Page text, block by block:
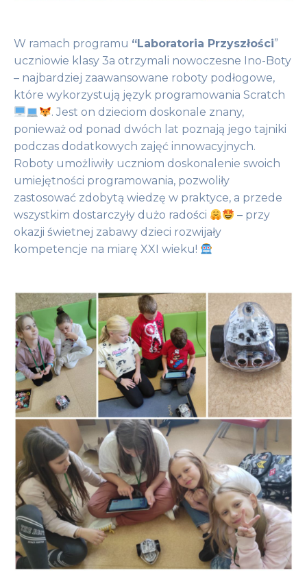
W ramach programu “Laboratoria Przyszłości”
uczniowie klasy 3a otrzymali nowoczesne Ino-Boty
– najbardziej zaawansowane roboty podłogowe,
które wykorzystują język programowania Scratch
. Jest on dzieciom doskonale znany,
ponieważ od ponad dwóch lat poznają jego tajniki
podczas dodatkowych zajęć innowacyjnych.
Roboty umożliwiły uczniom doskonalenie swoich
umiejętności programowania, pozwoliły
zastosować zdobytą wiedzę w praktyce, a przede
wszystkim dostarczyły dużo radości
– przy
okazji świetnej zabawy dzieci rozwijały
kompetencje na miarę XXI wieku!